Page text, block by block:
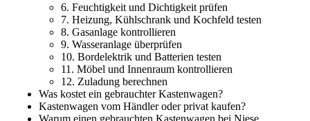
6. Feuchtigkeit und Dichtigkeit prüfen
7. Heizung, Kühlschrank und Kochfeld testen
8. Gasanlage kontrollieren
9. Wasseranlage überprüfen
10. Bordelektrik und Batterien testen
11. Möbel und Innenraum kontrollieren
12. Zuladung berechnen
Was kostet ein gebrauchter Kastenwagen?
Kastenwagen vom Händler oder privat kaufen?
Warum einen gebrauchten Kastenwagen bei Niese